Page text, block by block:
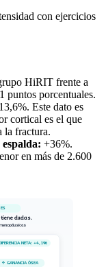
con ejercicios
HiRIT frente a
puntos porcentuales.
Este dato es
cortical es el que
la fractura.
+36%.
en más de 2.600
tiene dudas.
NETA: +4,1%
↑ GANANCIA ÓSEA